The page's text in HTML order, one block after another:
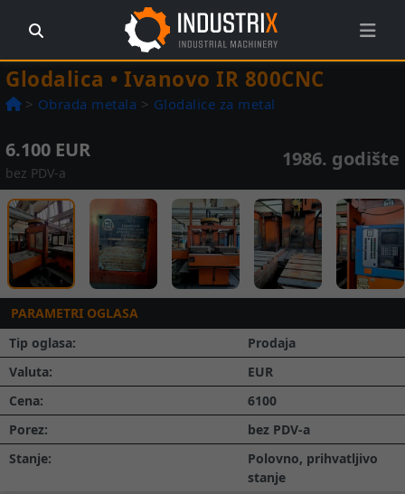
Glodalica • Ivanovo IR 800CNC
> Obrada metala > Glodalice za metal
6.100 EUR
bez PDV-a
1986. godište
1 / 5
Prethodna
PARAMETRI OGLASA
Tip oglasa:
Prodaja
Valuta:
EUR
Cena:
6100
Porez:
bez PDV-a
Stanje:
Polovno, prihvatljivo
stanje